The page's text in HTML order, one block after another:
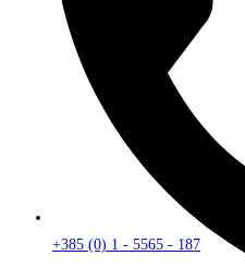
+385 (0) 1 - 5565 - 187